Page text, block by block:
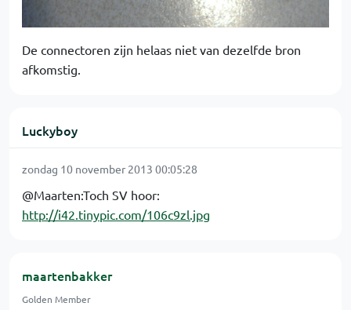
De connectoren zijn helaas niet van dezelfde bron
afkomstig.
Luckyboy
zondag 10 november 2013 00:05:28
@Maarten:Toch SV hoor:
http://i42.tinypic.com/106c9zl.jpg
maartenbakker
Golden Member